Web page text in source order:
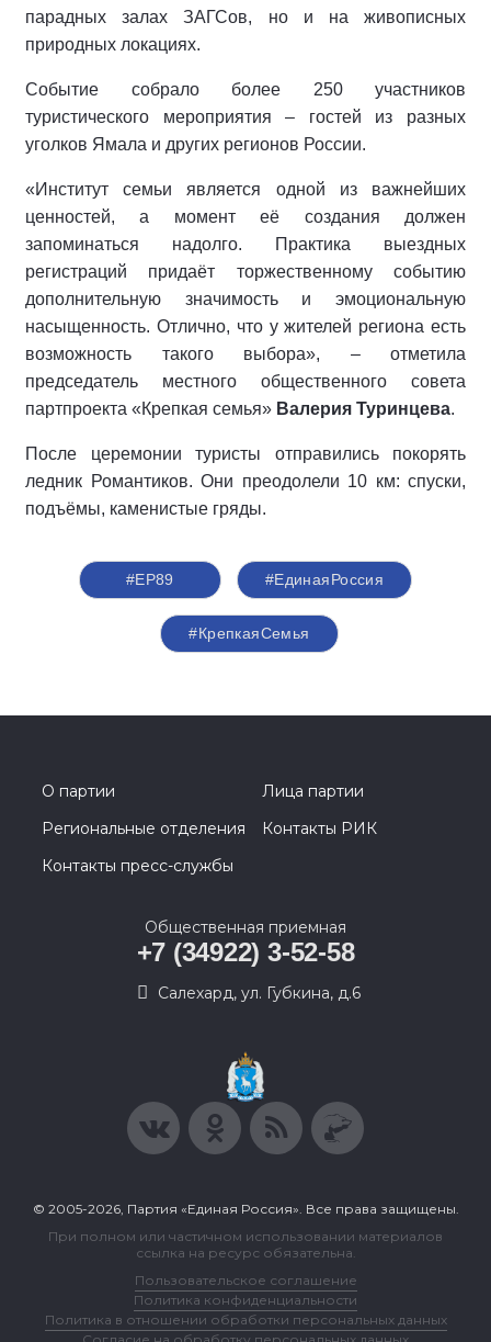
парадных залах ЗАГСов, но и на живописных
природных локациях.
Событие собрало более 250 участников
туристического мероприятия – гостей из разных
уголков Ямала и других регионов России.
«Институт семьи является одной из важнейших
ценностей, а момент её создания должен
запоминаться надолго. Практика выездных
регистраций придаёт торжественному событию
дополнительную значимость и эмоциональную
насыщенность. Отлично, что у жителей региона есть
возможность такого выбора», – отметила
председатель местного общественного совета
партпроекта «Крепкая семья» Валерия Туринцева.
После церемонии туристы отправились покорять
ледник Романтиков. Они преодолели 10 км: спуски,
подъёмы, каменистые гряды.
#ЕР89 #‎ЕдинаяРоссия
#КрепкаяСемья
О партии
Лица партии
Региональные отделения
Контакты РИК
Контакты пресс-службы
Общественная приемная
+7 (34922) 3-52-58
Салехард, ул. Губкина, д.6
© 2005-2026, Партия «Единая Россия». Все права защищены.
При полном или частичном использовании материалов
ссылка на ресурс обязательна.
Пользовательское соглашение
Политика конфиденциальности
Политика в отношении обработки персональных данных